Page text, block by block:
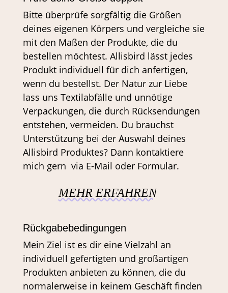
Bitte überprüfe sorgfältig die Größen
deines eigenen Körpers und vergleiche sie
mit den Maßen der Produkte, die du
bestellen möchtest. Allisbird lässt jedes
Produkt individuell für dich anfertigen,
wenn du bestellst. Der Natur zur Liebe
lass uns Textilabfälle und unnötige
Verpackungen, die durch Rücksendungen
entstehen, vermeiden. Du brauchst
Unterstützung bei der Auswahl deines
Allisbird Produktes? Dann kontaktiere
mich gern via E-Mail oder Formular.
MEHR ERFAHREN
Rückgabebedingungen
Mein Ziel ist es dir eine Vielzahl an
individuell gefertigten und großartigen
Produkten anbieten zu können, die du
normalerweise in keinem Geschäft finden